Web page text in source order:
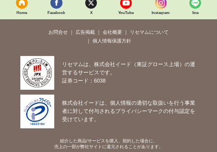
Home Facebook X YouTube Instagram line
お問合せ 広告掲載 会社概要
リセマムについて
個人情報保護方針
リセマムは、株式会社イード（東証グロース上場）の運
営するサービスです。
証券コード：6038
株式会社イードは、個人情報の適切な取扱いを行う事業
者に対して付与されるプライバシーマークの付与認定を
受けています。
紹介した商品/サービスを購入、契約した場合に、
売上の一部が弊社サイトに還元されることがあります。